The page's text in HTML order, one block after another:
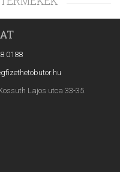
0188
Lajos utca 33-35.